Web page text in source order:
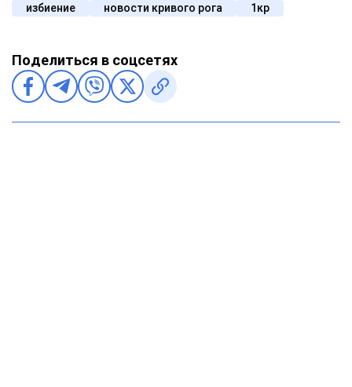
избиение новости кривого рога 1кр
Поделиться в соцсетях